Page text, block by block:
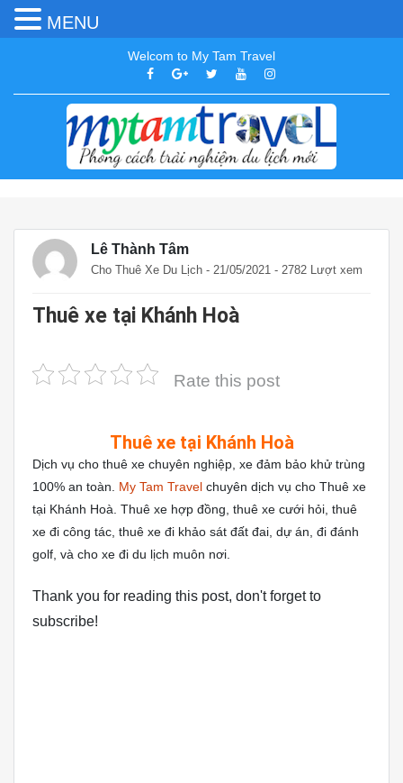
Welcom to My Tam Travel
Lê Thành Tâm
Cho Thuê Xe Du Lịch - 21/05/2021 - 2782 Lượt xem
Thuê xe tại Khánh Hoà
Rate this post
Thuê xe tại Khánh Hoà
Dịch vụ cho thuê xe chuyên nghiệp, xe đảm bảo khử trùng
100% an toàn. My Tam Travel chuyên dịch vụ cho Thuê xe
tại Khánh Hoà. Thuê xe hợp đồng, thuê xe cưới hỏi, thuê
xe đi công tác, thuê xe đi khảo sát đất đai, dự án, đi đánh
golf, và cho xe đi du lịch muôn nơi.
Thank you for reading this post, don't forget to
subscribe!
MENU